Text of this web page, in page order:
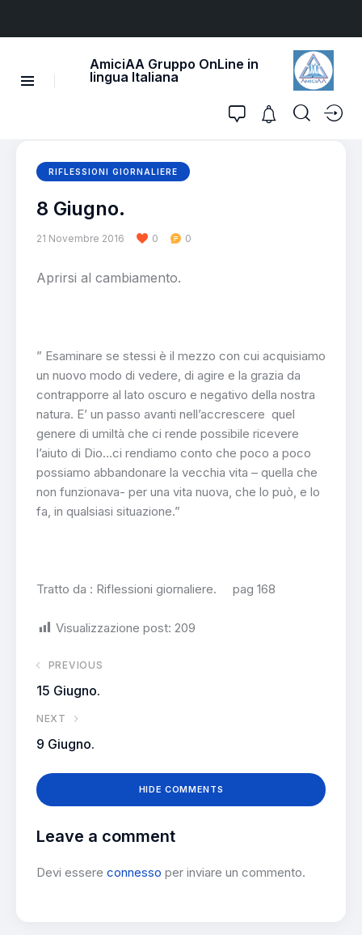
AmiciAA Gruppo OnLine in
lingua Italiana
RIFLESSIONI GIORNALIERE
8 Giugno.
21 Novembre 2016 0 0
Aprirsi al cambiamento.
” Esaminare se stessi è il mezzo con cui acquisiamo
un nuovo modo di vedere, di agire e la grazia da
contrapporre al lato oscuro e negativo della nostra
natura. E’ un passo avanti nell’accrescere quel
genere di umiltà che ci rende possibile ricevere
l’aiuto di Dio…ci rendiamo conto che poco a poco
possiamo abbandonare la vecchia vita – quella che
non funzionava- per una vita nuova, che lo può, e lo
fa, in qualsiasi situazione.”
Tratto da : Riflessioni giornaliere. pag 168
Visualizzazione post: 209
PREVIOUS
15 Giugno.
NEXT
9 Giugno.
HIDE COMMENTS
Leave a comment
Devi essere connesso per inviare un commento.